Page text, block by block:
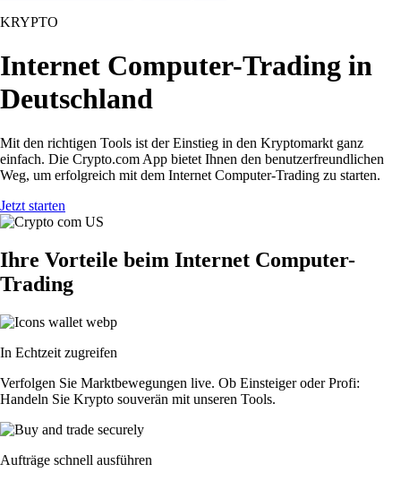
KRYPTO
Internet Computer-Trading in
Deutschland
Mit den richtigen Tools ist der Einstieg in den Kryptomarkt ganz
einfach. Die Crypto.com App bietet Ihnen den benutzerfreundlichen
Weg, um erfolgreich mit dem Internet Computer-Trading zu starten.
Jetzt starten
Ihre Vorteile beim Internet Computer-
Trading
In Echtzeit zugreifen
Verfolgen Sie Marktbewegungen live. Ob Einsteiger oder Profi:
Handeln Sie Krypto souverän mit unseren Tools.
Aufträge schnell ausführen